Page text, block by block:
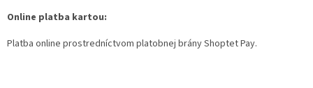
Online platba kartou:
Platba online prostredníctvom platobnej brány Shoptet Pay.